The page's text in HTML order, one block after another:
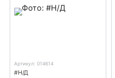
Артикул: 014614
#Н/Д